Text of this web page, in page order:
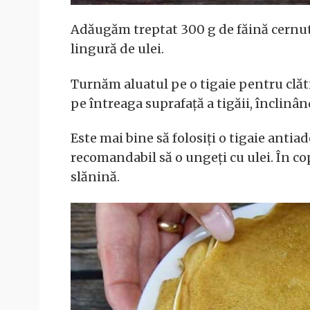
Adăugăm treptat 300 g de făină
lingură de ulei.
Turnăm aluatul pe o tigaie pentru
pe întreaga suprafață a tigăii,
Este mai bine să folosiți o tigaie
recomandabil să o ungeți cu ulei. În
slănină.